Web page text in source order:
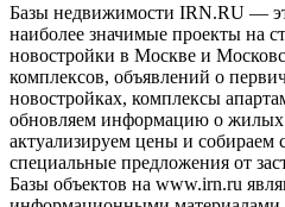
Базы недвижимости IRN.RU —
наиболее значимые проекты на
новостройки в Москве и
комплексов, объявлений о
новостройках, комплексы
обновляем информацию о жилых
актуализируем цены и собираем
специальные предложения от
Базы объектов на www.irn.ru